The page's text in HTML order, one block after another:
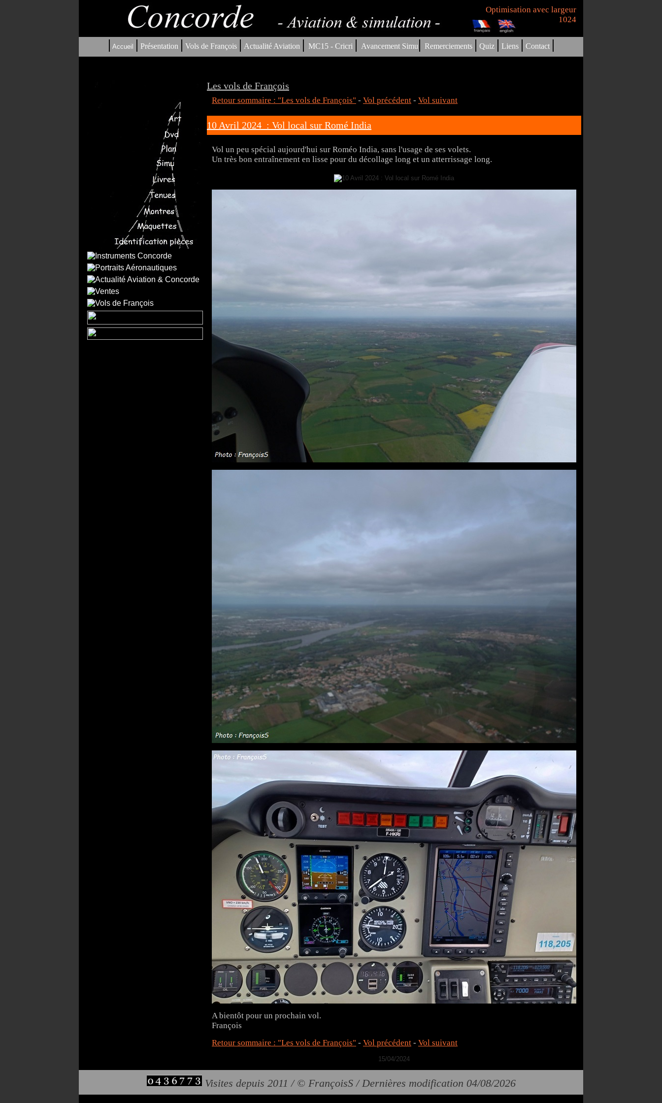
Optimisation avec largeur
1024
| Accueil | Présentation | Vols de François | Actualité Aviation | MC15 - Cricri | Avancement Simu| Remerciements | Quiz | Liens | Contact |
Les vols de François
Retour sommaire : "Les vols de François" - Vol précédent - Vol suivant
10 Avril 2024 : Vol local sur Romé India
Vol un peu spécial aujourd'hui sur Roméo India, sans l'usage de ses volets.
Un très bon entraînement en lisse pour du décollage long et un atterrissage long.
A bientôt pour un prochain vol.
François
Retour sommaire : "Les vols de François" - Vol précédent - Vol suivant
15/04/2024
Visites depuis 2011 / © FrançoisS / Dernières modification 04/08/2026